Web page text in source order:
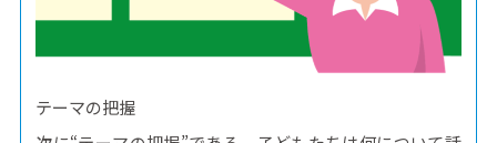
テーマの把握